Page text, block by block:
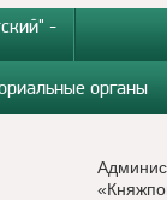
-
органы